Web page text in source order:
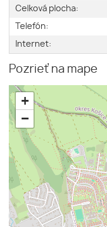
Celková plocha:
Telefón:
Internet:
Pozrieť na mape
+
−